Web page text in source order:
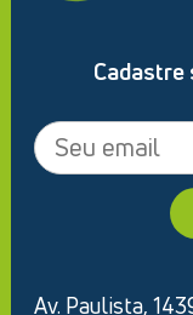
Cadastre
Av. Paulista,